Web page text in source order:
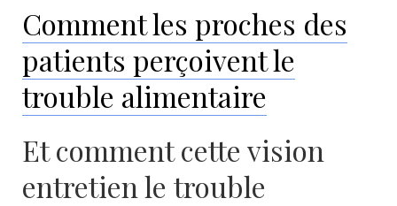
Comment les proches des
patients perçoivent le
trouble alimentaire
Et comment cette vision
entretien le trouble